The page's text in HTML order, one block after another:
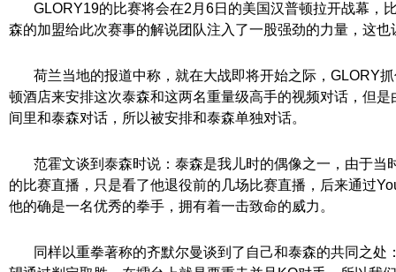
GLORY19的比赛将会在2月6日的美国汉普顿拉开战幕，
森的加盟给此次赛事的解说团队注入了一股强劲的力量，这
荷兰当地的报道中称，就在大战即将开始之际，GLORY抓
顿酒店来安排这次泰森和这两名重量级高手的视频对话，但
间里和泰森对话，所以被安排和泰森单独对话。
范霍文谈到泰森时说：泰森是我儿时的偶像之一，由于当
的比赛直播，只是看了他退役前的几场比赛直播，后来通过
他的确是一名优秀的拳手，拥有着一击致命的威力。
同样以重拳著称的齐默尔曼谈到了自己和泰森的共同之处